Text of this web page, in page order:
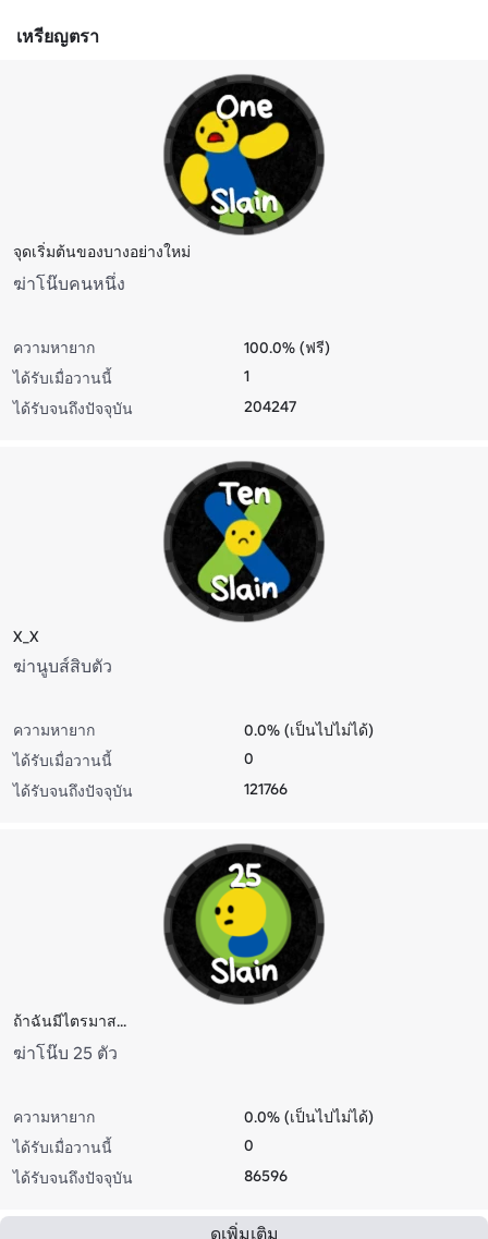
เหรียญตรา
จุดเริ่มต้นของบางอย่างใหม่
ฆ่าโน๊บคนหนึ่ง
ความหายาก
100.0% (ฟรี)
ได้รับเมื่อวานนี้
1
ได้รับจนถึงปัจจุบัน
204247
X_X
ฆ่านูบส์สิบตัว
ความหายาก
0.0% (เป็นไปไม่ได้)
ได้รับเมื่อวานนี้
0
ได้รับจนถึงปัจจุบัน
121766
ถ้าฉันมีไตรมาส...
ฆ่าโน๊บ 25 ตัว
ความหายาก
0.0% (เป็นไปไม่ได้)
ได้รับเมื่อวานนี้
0
ได้รับจนถึงปัจจุบัน
86596
ดูเพิ่มเติม